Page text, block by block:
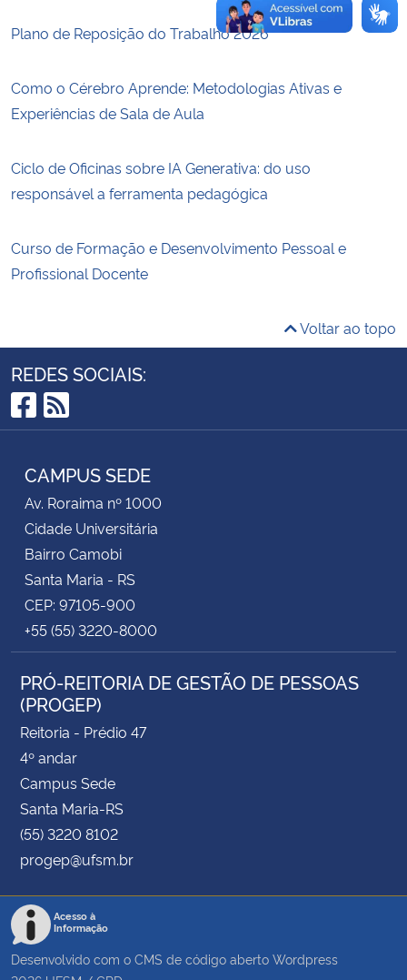
Planalto
Plano de Reposição do Trabalho 2026
Como o Cérebro Aprende: Metodologias Ativas e
Experiências de Sala de Aula
Ciclo de Oficinas sobre IA Generativa: do uso
responsável a ferramenta pedagógica
Curso de Formação e Desenvolvimento Pessoal e
Profissional Docente
Voltar ao topo
REDES SOCIAIS:
Facebook
RSS
CAMPUS SEDE
Av. Roraima nº 1000
Cidade Universitária
Bairro Camobi
Santa Maria - RS
CEP: 97105-900
+55 (55) 3220-8000
PRÓ-REITORIA DE GESTÃO DE PESSOAS
(PROGEP)
Reitoria - Prédio 47
4º andar
Campus Sede
Santa Maria-RS
(55) 3220 8102
progep@ufsm.br
Acesso à
Informação
Desenvolvido com o CMS de código aberto Wordpress